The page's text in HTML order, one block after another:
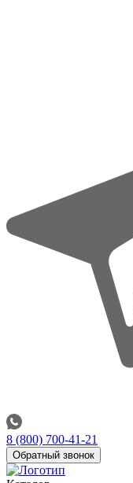
8 (800) 700-41-21
Обратный звонок